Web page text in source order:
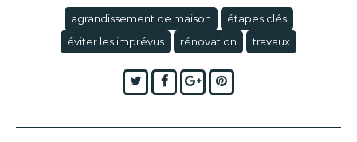
agrandissement de maison
étapes clés
éviter les imprévus
rénovation travaux
TwitterFacebook
Google+Pinterest